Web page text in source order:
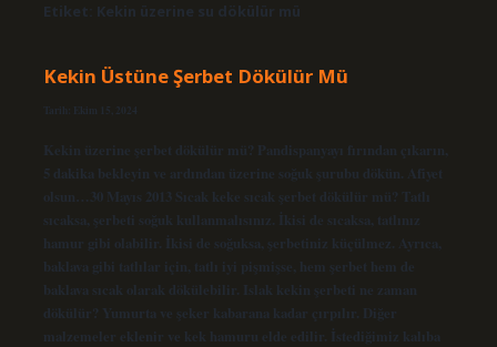
Etiket: Kekin üzerine su dökülür mü
Kekin Üstüne Şerbet Dökülür Mü
Tarih: Ekim 15, 2024
Kekin üzerine şerbet dökülür mü? Pandispanyayı fırından çıkarın,
5 dakika bekleyin ve ardından üzerine soğuk şurubu dökün. Afiyet
olsun…30 Mayıs 2013 Sıcak keke sıcak şerbet dökülür mü? Tatlı
sıcaksa, şerbeti soğuk kullanmalısınız. İkisi de sıcaksa, tatlınız
hamur gibi olabilir. İkisi de soğuksa, şerbetiniz küçülmez. Ayrıca,
baklava gibi tatlılar için, tatlı iyi pişmişse, hem şerbet hem de
baklava sıcak olarak dökülebilir. Islak kekin şerbeti ne zaman
dökülür? Yumurta ve şeker kabarana kadar çırpılır. Diğer
malzemeler eklenir ve kek hamuru elde edilir. İstediğimiz kalıba